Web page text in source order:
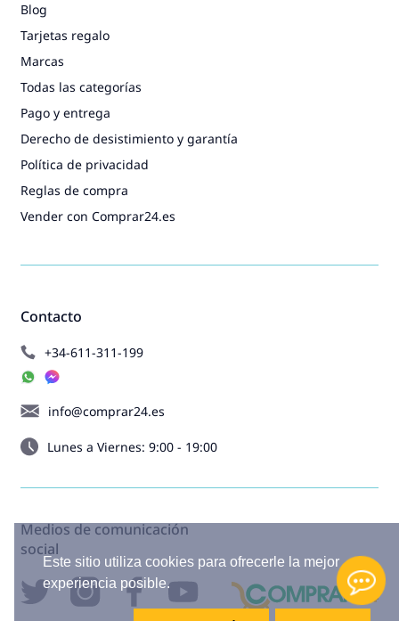
Este sitio utiliza cookies para ofrecerle la mejor
experiencia posible.
Contacto
+34-611-311-199
info@comprar24.es
Lunes a Viernes: 9:00 - 19:00
Blog
Tarjetas regalo
Marcas
Todas las categorías
Pago y entrega
Derecho de desistimiento y garantía
Política de privacidad
Reglas de compra
Vender con Comprar24.es
Medios de comunicación
social